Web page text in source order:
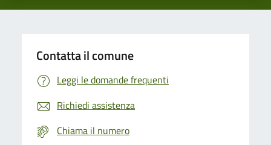
Contatta il comune
Leggi le domande frequenti
Richiedi assistenza
Chiama il numero